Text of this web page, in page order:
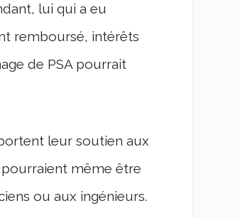
lui qui a eu
remboursé, intérêts
de PSA pourrait
leur soutien aux
même être
ou aux ingénieurs.